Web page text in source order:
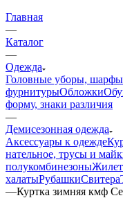
Главная
—
Каталог
—
Одежда
Головные уборы, шарфы
фурнитурыОбложки
форму, знаки различия
—
Демисезонная одежда
Аксессуары к одежде
нательное, трусы и
полукомбинезоны
халатыРубашкиСвитера
—Куртка зимняя кмф